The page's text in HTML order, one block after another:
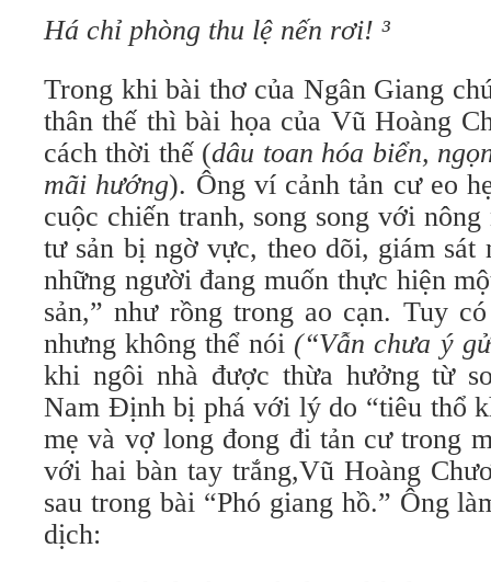
Há chỉ phòng thu lệ nến rơi! ³
Trong khi bài thơ của Ngân Giang
thân thế thì bài họa của Vũ Hoàng
cách thời thế (dâu toan hóa biển,
mãi hướng). Ông ví cảnh tản cư eo
cuộc chiến tranh, song song với
tư sản bị ngờ vực, theo dõi, giám sát
những người đang muốn thực hiện
sản,” như rồng trong ao cạn. Tuy
nhưng không thể nói (“Vẫn chưa ý
khi ngôi nhà được thừa hưởng từ
Nam Định bị phá với lý do “tiêu thổ
mẹ và vợ long đong đi tản cư trong
với hai bàn tay trắng,Vũ Hoàng
sau trong bài “Phó giang hồ.” Ông
dịch: